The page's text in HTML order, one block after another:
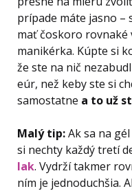
prípade máte jasno –
mať čoskoro rovnaké
manikérka. Kúpte si
že ste na nič
eúr, než keby ste si
samostatne a to už
Malý tip:Ak sa na
si nechty každý tretí
lak. Vydrží takmer
ním je jednoduchšia.